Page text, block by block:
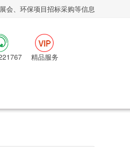
会、环保项目招标采购等信息
精品服务